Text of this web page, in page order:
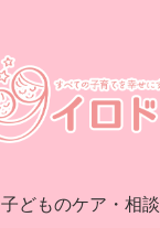
子どものケア・相談